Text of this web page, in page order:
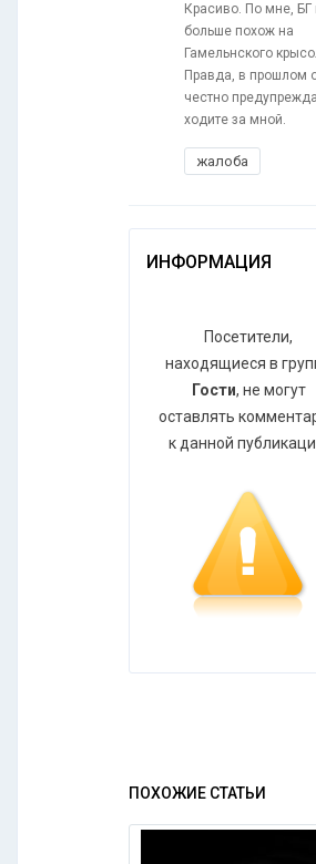
Красиво. По мне, БГ
больше похож на
Гамельнского
Правда, в прошлом
честно
ходите за мной.
жалоба
ИНФОРМАЦИЯ
Посетители,
находящиеся в
Гости, не могут
оставлять
к данной
ПОХОЖИЕ СТАТЬИ